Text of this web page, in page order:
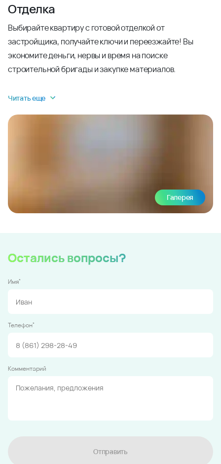
Отделка
Выбирайте квартиру с готовой отделкой от
застройщика, получайте ключи и переезжайте! Вы
экономите деньги, нервы и время на поиске
строительной бригады и закупке материалов.
Читать еще
Галерея
Остались вопросы?
Имя*
Телефон*
Комментарий
Отправить